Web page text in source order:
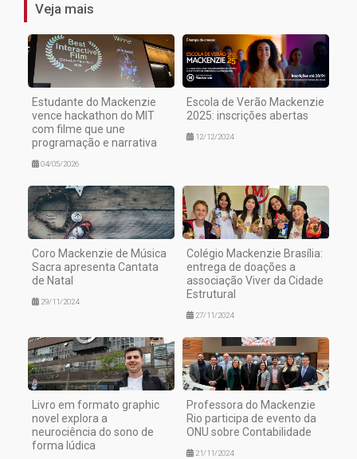
Veja mais
Estudante do Mackenzie
vence hackathon do MIT
com filme que une
programação e narrativa
04/05/2026
Escola de Verão Mackenzie
2025: inscrições abertas
12/12/2024
Coro Mackenzie de Música
Sacra apresenta Cantata
de Natal
29/11/2024
Colégio Mackenzie Brasília:
entrega de doações a
associação Viver da Cidade
Estrutural
27/11/2024
Livro em formato graphic
novel explora a
neurociência do sono de
forma lúdica
Professora do Mackenzie
Rio participa de evento da
ONU sobre Contabilidade
21/11/2024